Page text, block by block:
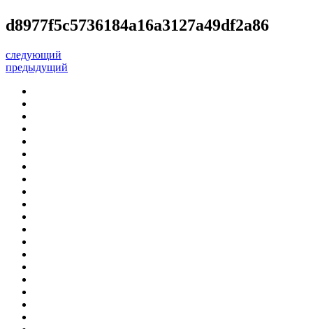
d8977f5c5736184a16a3127a49df2a86
следующий
предыдущий